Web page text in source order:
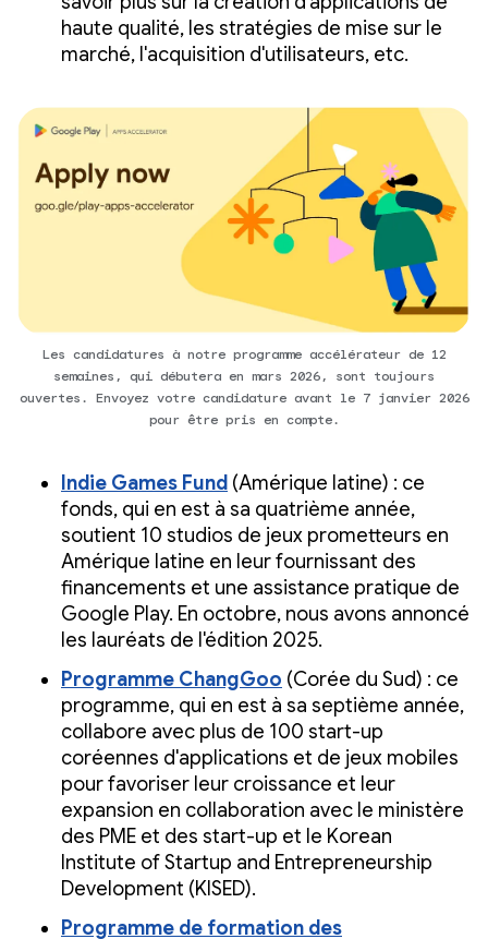
haute qualité, les stratégies de mise sur le
marché, l'acquisition d'utilisateurs, etc.
Les candidatures à notre programme accélérateur de 12
semaines, qui débutera en mars 2026, sont toujours
ouvertes. Envoyez votre candidature avant le 7 janvier 2026
pour être pris en compte.
Indie Games Fund (Amérique latine) : ce
fonds, qui en est à sa quatrième année,
soutient 10 studios de jeux prometteurs en
Amérique latine en leur fournissant des
financements et une assistance pratique de
Google Play. En octobre, nous avons annoncé
les lauréats de l'édition 2025.
Programme ChangGoo (Corée du Sud) : ce
programme, qui en est à sa septième année,
collabore avec plus de 100 start-up
coréennes d'applications et de jeux mobiles
pour favoriser leur croissance et leur
expansion en collaboration avec le ministère
des PME et des start-up et le Korean
Institute of Startup and Entrepreneurship
Development (KISED).
Programme de formation des